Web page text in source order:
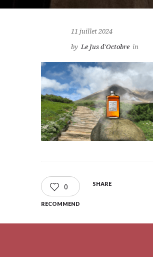
11 juillet 2024
by Le Jus d'Octobre in
0
RECOMMEND
SHARE